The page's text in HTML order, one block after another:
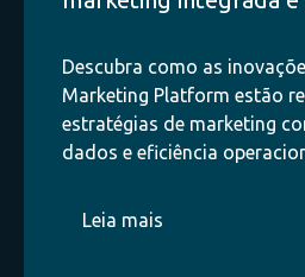
Descubra como as
Marketing Platform estão
estratégias de marketing
dados e eficiência
Leia mais